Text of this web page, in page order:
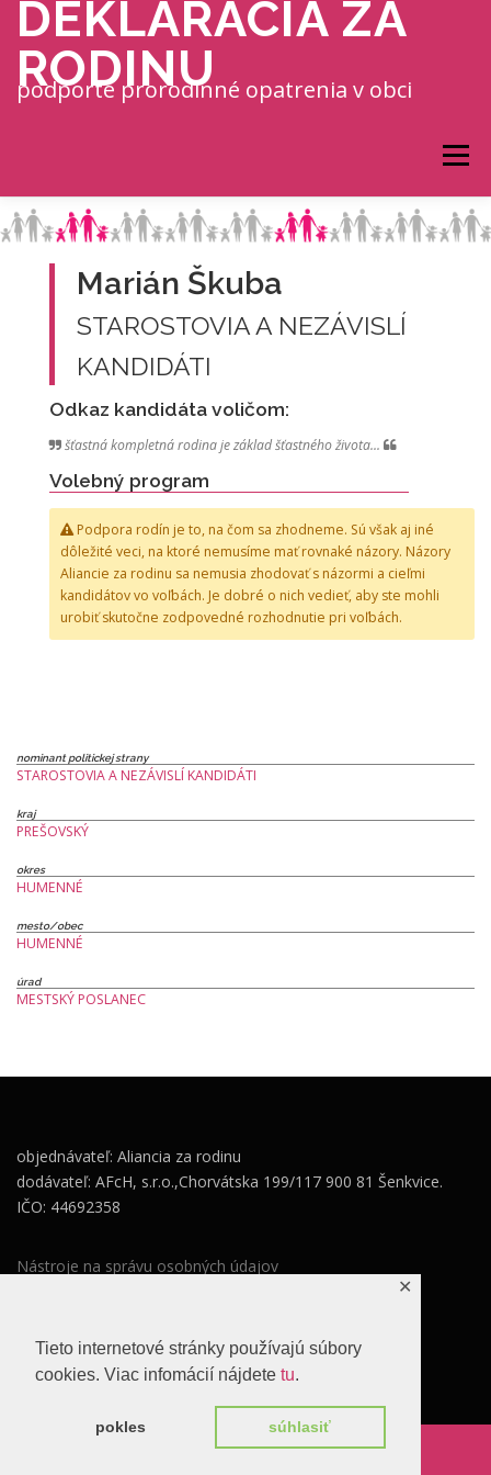
Tieto internetové stránky používajú súbory
cookies. Viac infomácií nájdete tu.
pokles súhlasiť
✕
Prejsť na obsah
DEKLARÁCIA ZA
RODINU
podporte prorodinné opatrenia v obci
Menu
Marián Škuba
STAROSTOVIA A NEZÁVISLÍ
KANDIDÁTI
Odkaz kandidáta voličom:
šťastná kompletná rodina je základ šťastného života...
Volebný program
Podpora rodín je to, na čom sa zhodneme. Sú však aj iné
dôležité veci, na ktoré nemusíme mať rovnaké názory. Názory
Aliancie za rodinu sa nemusia zhodovať s názormi a cieľmi
kandidátov vo voľbách. Je dobré o nich vedieť, aby ste mohli
urobiť skutočne zodpovedné rozhodnutie pri voľbách.
nominant politickej strany
STAROSTOVIA A NEZÁVISLÍ KANDIDÁTI
kraj
PREŠOVSKÝ
okres
HUMENNÉ
mesto/obec
HUMENNÉ
úrad
MESTSKÝ POSLANEC
objednávateľ: Aliancia za rodinu
dodávateľ: AFcH, s.r.o.,Chorvátska 199/117 900 81 Šenkvice.
IČO: 44692358
Nástroje na správu osobných údajov
Súhlas so spracovaním osobných údajov